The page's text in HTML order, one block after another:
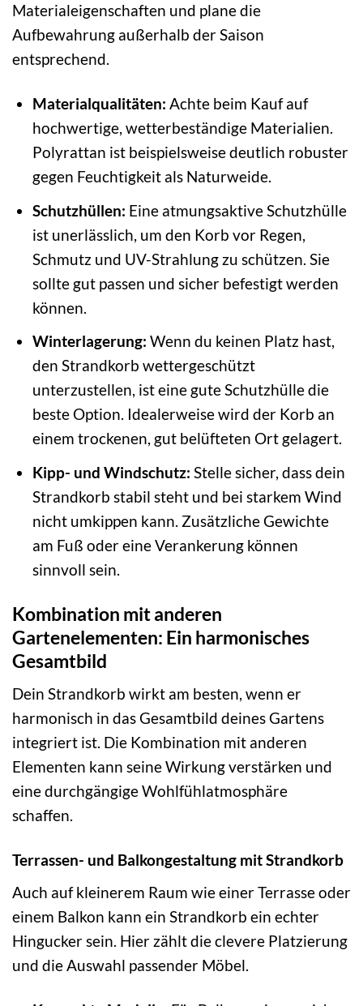
Materialeigenschaften und plane die
Aufbewahrung außerhalb der Saison
entsprechend.
Materialqualitäten: Achte beim Kauf auf
hochwertige, wetterbeständige Materialien.
Polyrattan ist beispielsweise deutlich robuster
gegen Feuchtigkeit als Naturweide.
Schutzhüllen: Eine atmungsaktive Schutzhülle
ist unerlässlich, um den Korb vor Regen,
Schmutz und UV-Strahlung zu schützen. Sie
sollte gut passen und sicher befestigt werden
können.
Winterlagerung: Wenn du keinen Platz hast,
den Strandkorb wettergeschützt
unterzustellen, ist eine gute Schutzhülle die
beste Option. Idealerweise wird der Korb an
einem trockenen, gut belüfteten Ort gelagert.
Kipp- und Windschutz: Stelle sicher, dass dein
Strandkorb stabil steht und bei starkem Wind
nicht umkippen kann. Zusätzliche Gewichte
am Fuß oder eine Verankerung können
sinnvoll sein.
Kombination mit anderen
Gartenelementen: Ein harmonisches
Gesamtbild
Dein Strandkorb wirkt am besten, wenn er
harmonisch in das Gesamtbild deines Gartens
integriert ist. Die Kombination mit anderen
Elementen kann seine Wirkung verstärken und
eine durchgängige Wohlfühlatmosphäre
schaffen.
Terrassen- und Balkongestaltung mit Strandkorb
Auch auf kleinerem Raum wie einer Terrasse oder
einem Balkon kann ein Strandkorb ein echter
Hingucker sein. Hier zählt die clevere Platzierung
und die Auswahl passender Möbel.